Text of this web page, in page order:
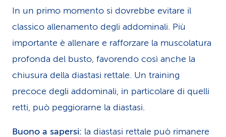
In un primo momento si dovrebbe evitare il
classico allenamento degli addominali. Più
importante è allenare e rafforzare la muscolatura
profonda del busto, favorendo così anche la
chiusura della diastasi rettale. Un training
precoce degli addominali, in particolare di quelli
retti, può peggiorarne la diastasi.
Buono a sapersi: la diastasi rettale può rimanere